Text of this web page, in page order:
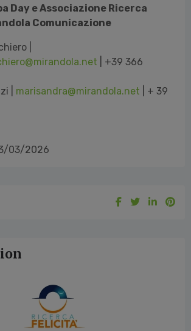
Day e Associazione Ricerca
Comunicazione
|
| +39 366
| marisandra@mirandola.net | + 39
03/2026